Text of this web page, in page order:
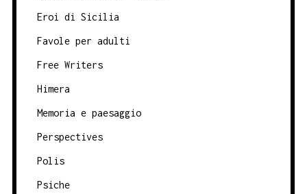
Eroi di Sicilia
Favole per adulti
Free Writers
Himera
Memoria e paesaggio
Perspectives
Polis
Psiche